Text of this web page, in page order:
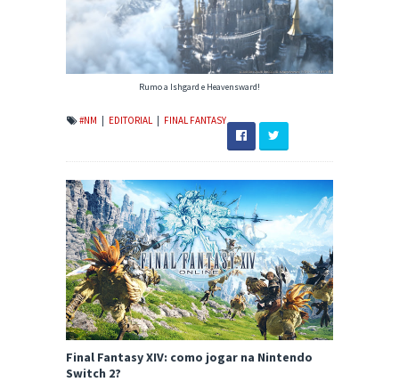
Rumo a Ishgard e Heavensward!
#NM EDITORIAL FINAL FANTASY
Final Fantasy XIV: como jogar na Nintendo
Switch 2?